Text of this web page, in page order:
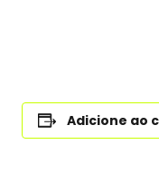
Adicione ao